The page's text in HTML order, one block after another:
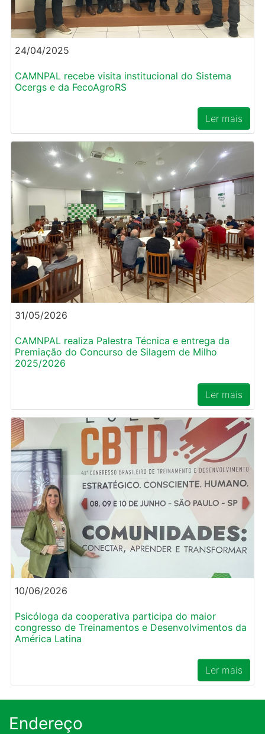
24/04/2025
CAMNPAL recebe visita institucional do Sistema
Ocergs e da FecoAgroRS
Ler mais
31/05/2026
CAMNPAL realiza Palestra Técnica e entrega da
Premiação do Concurso de Silagem de Milho
2025/2026
Ler mais
10/06/2026
Psicóloga da cooperativa participa do maior
congresso de Treinamentos e Desenvolvimentos da
América Latina
Ler mais
Endereço